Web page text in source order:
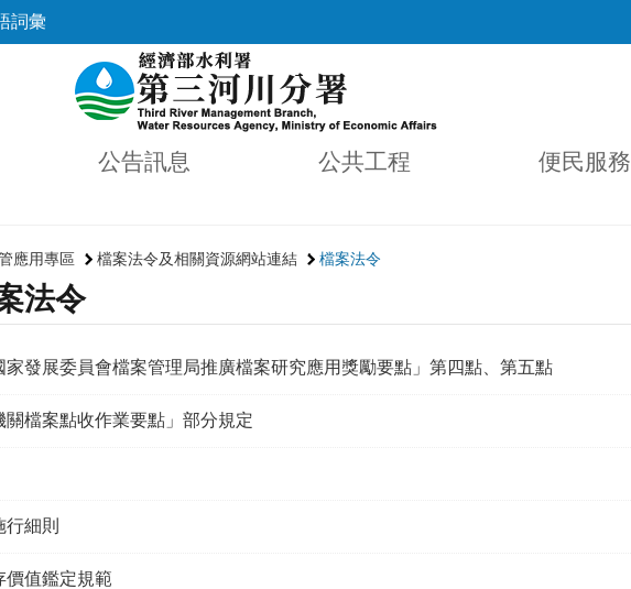
詞彙
公告訊息 公共工程 便民服務
應用專區 檔案法令及相關資源網站連結 檔案法令
法令
家發展委員會檔案管理局推廣檔案研究應用獎勵要點」第四點、第五點
關檔案點收作業要點」部分規定
行細則
價值鑑定規範